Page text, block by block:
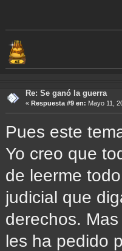
Re: Se ganó la guerra
« Respuesta #9 en: Mayo 11,
Pues este
Yo creo que
de leerme
judicial que
derechos.
les ha pedido